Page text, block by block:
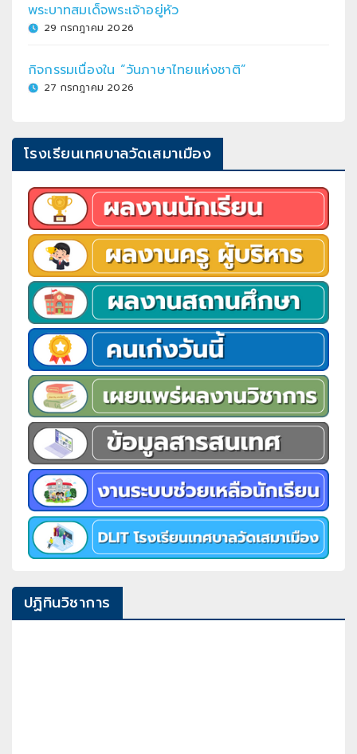
พระบาทสมเด็จพระเจ้าอยู่หัว
29 กรกฎาคม 2026
กิจกรรมเนื่องใน “วันภาษาไทยแห่งชาติ”
27 กรกฎาคม 2026
โรงเรียนเทศบาลวัดเสมาเมือง
ปฏิทินวิชาการ